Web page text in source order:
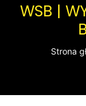
WSB |
Strona